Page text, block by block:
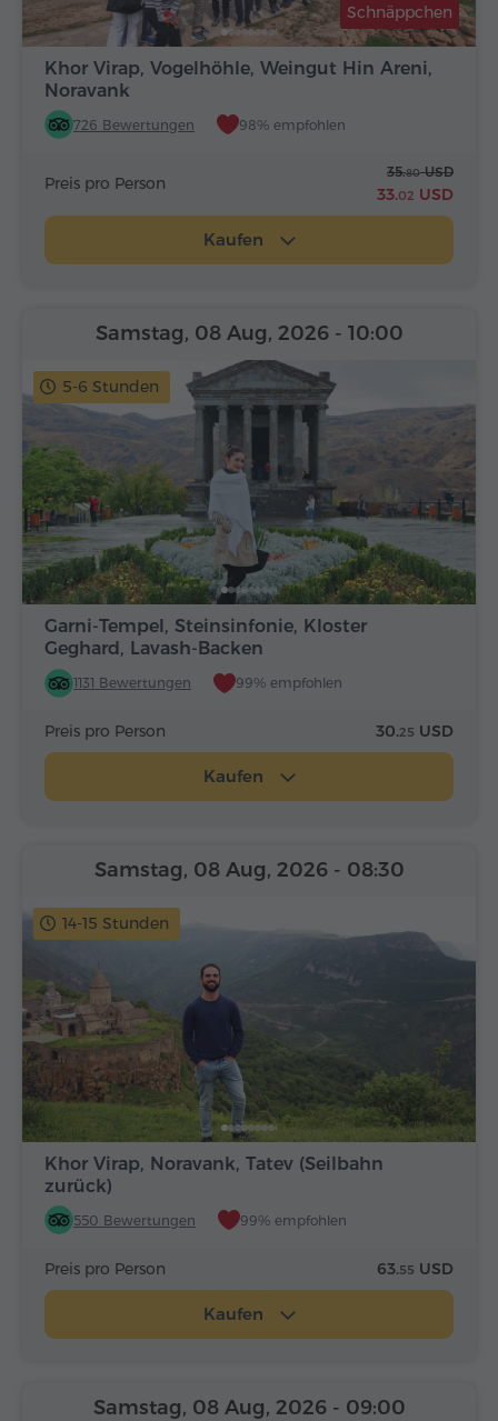
Khor Virap, Vogelhöhle, Weingut Hin Areni,
Noravank
Schnäppchen
726 Bewertungen 98% empfohlen
Preis pro Person
35.80USD
33.02 USD
Kaufen
5-6 Stunden
Garni-Tempel, Steinsinfonie, Kloster
Geghard, Lavash-Backen
1131 Bewertungen 99% empfohlen
Samstag, 08 Aug, 2026 - 10:00
Preis pro Person 30.25 USD
Kaufen
14-15 Stunden
Khor Virap, Noravank, Tatev (Seilbahn
zurück)
550 Bewertungen 99% empfohlen
Samstag, 08 Aug, 2026 - 08:30
Preis pro Person 63.55 USD
Kaufen
Samstag, 08 Aug, 2026 - 09:00